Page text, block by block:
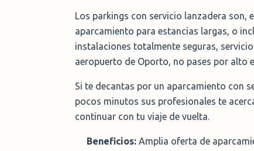
Los parkings con servicio lanzadera son,
aparcamiento para estancias largas, o
instalaciones totalmente seguras,
aeropuerto de Oporto, no pases por alto
Si te decantas por un aparcamiento con
pocos minutos sus profesionales te
continuar con tu viaje de vuelta.
Beneficios: Amplia oferta de